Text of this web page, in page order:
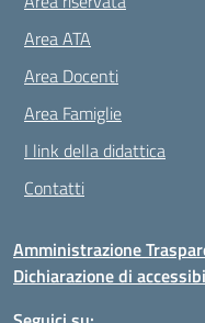
Area ATA
Area Docenti
Area Famiglie
I link della didattica
Contatti
Amministrazione
Dichiarazione di